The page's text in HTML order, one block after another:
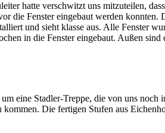
hatte verschwitzt uns mitzuteilen,
die Fenster eingebaut werden
und sieht klasse aus. Alle Fenster
in die Fenster eingebaut. Außen
eine Stadler-Treppe, die von uns
Die fertigen Stufen aus